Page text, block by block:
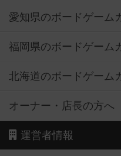
愛知県のボードゲーム
福岡県のボードゲーム
北海道のボードゲーム
オーナー・店長の方へ
運営者情報